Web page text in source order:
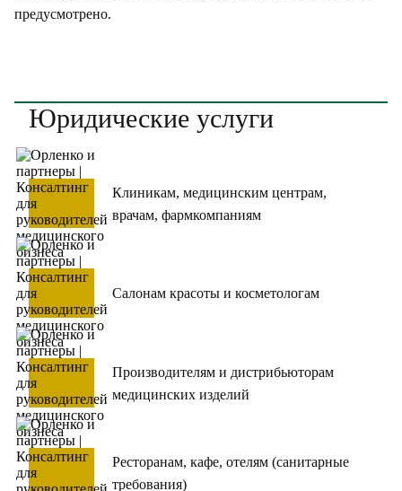
предусмотрено.
Юридические услуги
Клиникам, медицинским центрам,
врачам, фармкомпаниям
Салонам красоты и косметологам
Производителям и дистрибьюторам
медицинских изделий
Ресторанам, кафе, отелям (санитарные
требования)